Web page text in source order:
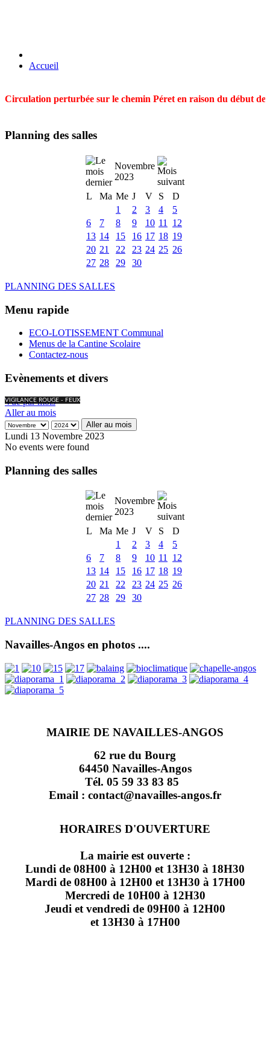
Accueil
Circulation perturbée sur le chemin Péret en raison du début
Planning des salles
Novembre
2023
L
Ma Me J V S
D
1
2 3 4
5
6
7 8 9 10 11
12
13 14 15 16 17 18 19
20 21 22 23 24 25 26
27 28 29 30
PLANNING DES SALLES
Menu rapide
ECO-LOTISSEMENT Communal
Menus de la Cantine Scolaire
Contactez-nous
Evènements et divers
VIGILANCE ROUGE - FEUX
Vue par mois
Aller au mois
Aller au mois
Lundi 13 Novembre 2023
No events were found
Planning des salles
Novembre
2023
L
Ma Me J V S
D
1
2 3 4
5
6
7 8 9 10 11
12
13 14 15 16 17 18 19
20 21 22 23 24 25 26
27 28 29 30
PLANNING DES SALLES
Navailles-Angos en photos ....
MAIRIE DE NAVAILLES-ANGOS
62 rue du Bourg
64450 Navailles-Angos
Tél. 05 59 33 83 85
Email : contact@navailles-angos.fr
HORAIRES D'OUVERTURE
La mairie est ouverte :
Lundi de 08H00 à 12H00 et 13H30 à 18H30
Mardi de 08H00 à 12H00 et 13H30 à 17H00
Mercredi de 10H00 à 12H30
Jeudi et vendredi de 09H00 à 12H00
et 13H30 à 17H00